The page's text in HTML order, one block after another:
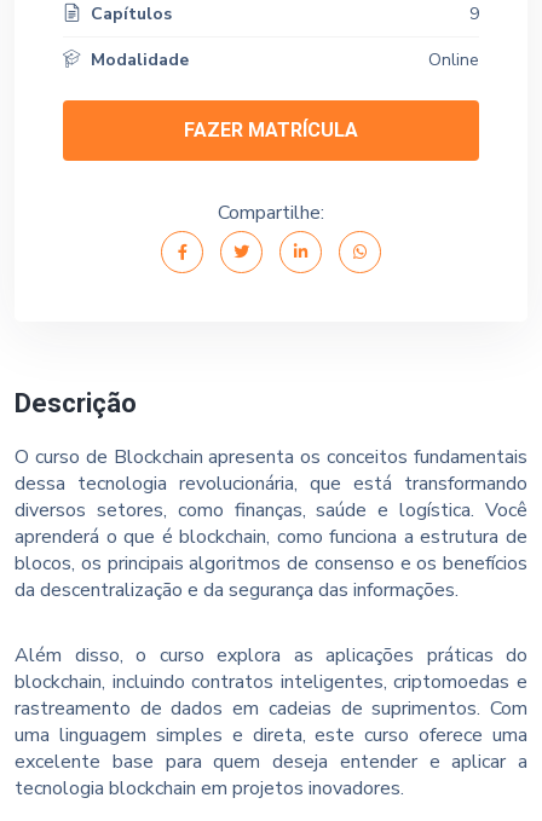
Descrição
O curso de Blockchain apresenta os conceitos fundamentais
dessa tecnologia revolucionária, que está transformando
diversos setores, como finanças, saúde e logística. Você
aprenderá o que é blockchain, como funciona a estrutura de
blocos, os principais algoritmos de consenso e os benefícios
da descentralização e da segurança das informações.
Além disso, o curso explora as aplicações práticas do
blockchain, incluindo contratos inteligentes, criptomoedas e
rastreamento de dados em cadeias de suprimentos. Com
uma linguagem simples e direta, este curso oferece uma
excelente base para quem deseja entender e aplicar a
tecnologia blockchain em projetos inovadores.
Capítulos
9
Modalidade
Online
FAZER MATRÍCULA
Compartilhe: